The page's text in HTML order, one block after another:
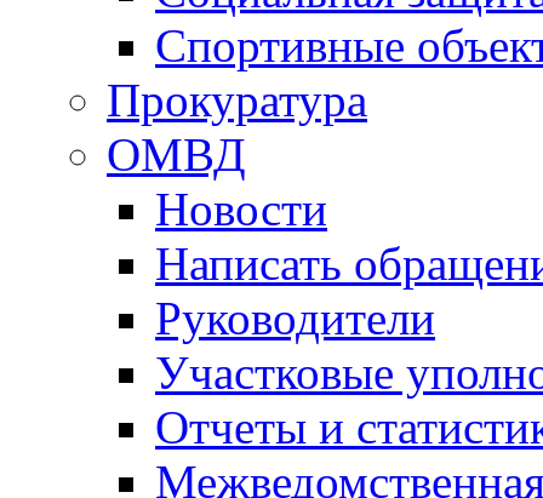
Спортивные
Прокуратура
ОМВД
Новости
Написать
Руководители
Участковые
Отчеты и